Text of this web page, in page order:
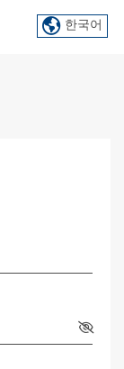
한국어